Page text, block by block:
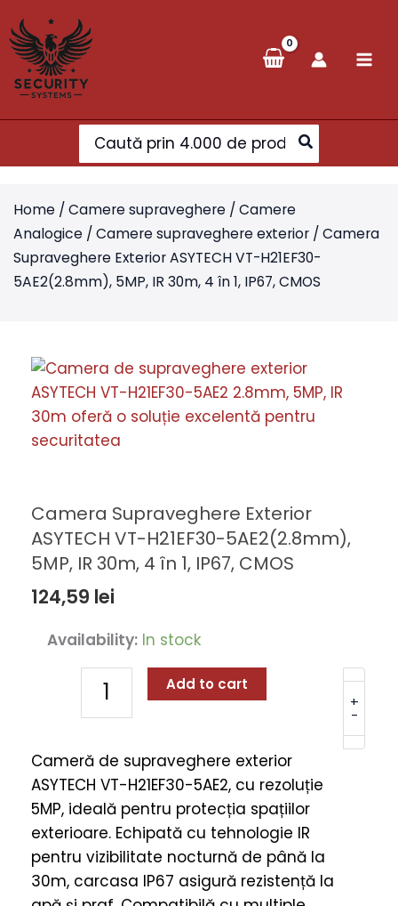
to
content
Search
for:
Home / Camere supraveghere / Camere
Analogice / Camere supraveghere exterior / Camera
Supraveghere Exterior ASYTECH VT-H21EF30-
5AE2(2.8mm), 5MP, IR 30m, 4 în 1, IP67, CMOS
Camera Supraveghere Exterior
ASYTECH VT-H21EF30-5AE2(2.8mm),
5MP, IR 30m, 4 în 1, IP67, CMOS
124,59 lei
Availability: In stock
-
Supraveghere
Exterior
ASYTECH
5AE2(2.8mm),
5MP,
IR
30m,
4
în
+
Add to cart
Cameră de supraveghere exterior
ASYTECH VT-H21EF30-5AE2, cu rezoluție
5MP, ideală pentru protecția spațiilor
exterioare. Echipată cu tehnologie IR
pentru vizibilitate nocturnă de până la
30m, carcasa IP67 asigură rezistență la